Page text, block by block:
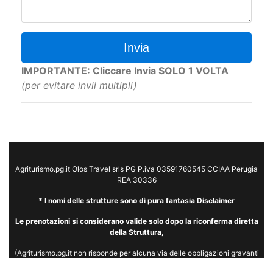
Invia
IMPORTANTE: Cliccare Invia SOLO 1 VOLTA
(per evitare invii multipli)
Agriturismo.pg.it Olos Travel srls PG P.iva 03591760545 CCIAA Perugia
REA 30336
* I nomi delle strutture sono di pura fantasia Disclaimer
Le prenotazioni si considerano valide solo dopo la riconferma diretta
della Struttura,
(Agriturismo.pg.it non risponde per alcuna via delle obbligazioni gravanti